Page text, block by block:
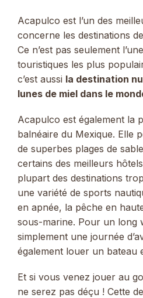
Acapulco est l’un des
concerne les destinations
Ce n’est pas seulement
touristiques les plus
c’est aussi la destination
lunes de miel dans le
Acapulco est également la
balnéaire du Mexique. Elle
de superbes plages de
certains des meilleurs
plupart des destinations
une variété de sports
en apnée, la pêche en
sous-marine. Pour un long
simplement une journée
également louer un bateau
Et si vous venez jouer au
ne serez pas déçu ! Cette